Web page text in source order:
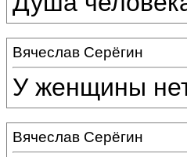
Вячеслав Серёгин
У женщины
Вячеслав Серёгин